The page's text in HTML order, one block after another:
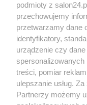
Społeczeństwo
Kultura
X
podmioty z
przechowujemy
przetwarzamy dane
identyfikatory,
urządzenie czy
treści, pomiar
ulepszanie usług.
Partnerzy możemy